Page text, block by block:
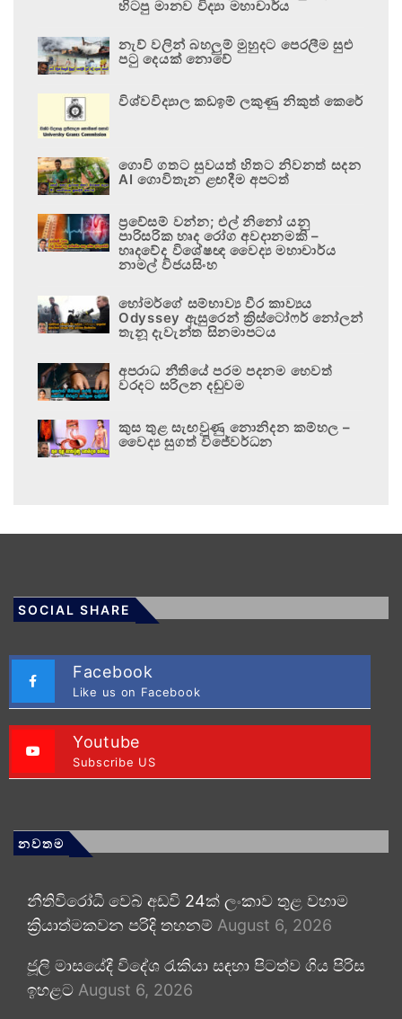
හිටපු මානව විද්‍යා මහාචාර්ය
නැව් වලින් බහලුම් මුහුදට පෙරලීම සුළු
පටු දෙයක් නොවේ
විශ්වවිද්‍යාල කඩඉම් ලකුණු නිකුත් කෙරේ
ගොවි ගතට සුවයත් හිතට නිවනත් සදන
AI ගොවිතැන ළඟදීම අපටත්
ප්‍රවේසම් වන්න; එල් නිනෝ යනු
පාරිසරික හෘද රෝග අවදානමකි –
හෘදවේද විශේෂඥ වෛද්‍ය මහාචාර්ය
නාමල් විජයසිංහ
හෝමර්ගේ සම්භාව්‍ය වීර කාව්‍යය
Odyssey ඇසුරෙන් ක්‍රිස්ටෝෆර් නෝලන්
තැනූ දැවැන්ත සිනමාපටය
අපරාධ නීතියේ පරම පදනම හෙවත්
වරදට සරිලන දඬුවම
කුස තුළ සැඟවුණු නොනිදන කම්හල –
වෛද්‍ය සුගත් විජේවර්ධන
SOCIAL SHARE
Facebook
Like us on Facebook
Youtube
Subscribe US
නවතම
නීතිවිරෝධී වෙබ් අඩවි 24ක් ලංකාව තුළ වහාම
ක්‍රියාත්මකවන පරිදි තහනම් August 6, 2026
ජූලි මාසයේදී විදේශ රැකියා සඳහා පිටත්ව ගිය පිරිස
ඉහළට August 6, 2026